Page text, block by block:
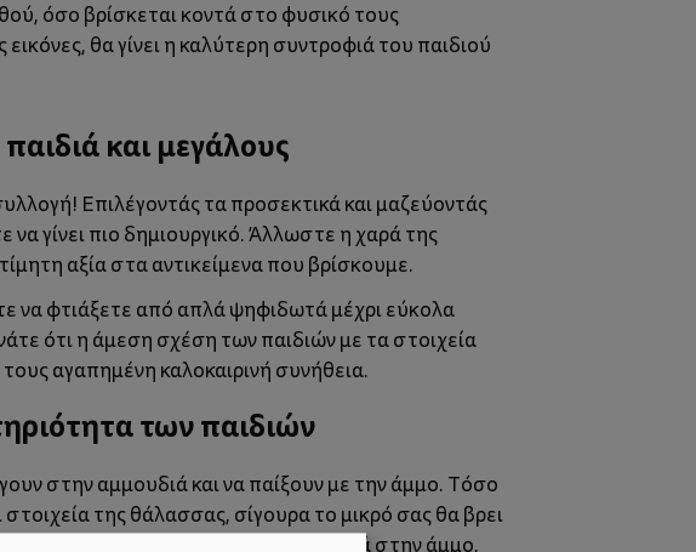
όσο βρίσκεται κοντά στο φυσικό τους
θα γίνει η καλύτερη συντροφιά του παιδιού
και μεγάλους
Επιλέγοντάς τα προσεκτικά και μαζεύοντάς
γίνει πιο δημιουργικό. Άλλωστε η χαρά της
αξία στα αντικείμενα που βρίσκουμε.
να φτιάξετε από απλά ψηφιδωτά μέχρι εύκολα
ότι η άμεση σχέση των παιδιών με τα στοιχεία
αγαπημένη καλοκαιρινή συνήθεια.
των παιδιών
στην αμμουδιά και να παίξουν με την άμμο. Τόσο
της θάλασσας, σίγουρα το μικρό σας θα βρει
κάστρο όλοι μαζί ή να σκάψετε βαθιά στην άμμο,